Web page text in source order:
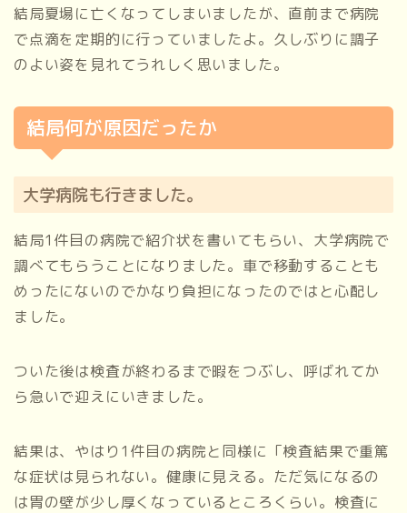
結局夏場に亡くなってしまいましたが、直前まで病院
で点滴を定期的に行っていましたよ。久しぶりに調子
のよい姿を見れてうれしく思いました。
結局何が原因だったか
大学病院も行きました。
結局1件目の病院で紹介状を書いてもらい、大学病院で
調べてもらうことになりました。車で移動することも
めったにないのでかなり負担になったのではと心配し
ました。
ついた後は検査が終わるまで暇をつぶし、呼ばれてか
ら急いで迎えにいきました。
結果は、やはり1件目の病院と同様に「検査結果で重篤
な症状は見られない。健康に見える。ただ気になるの
は胃の壁が少し厚くなっているところくらい。検査に